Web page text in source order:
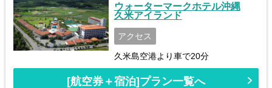
ウォーターマークホテル沖縄
久米アイランド
アクセス
久米島空港より車で20分
[航空券＋宿泊]プラン一覧へ